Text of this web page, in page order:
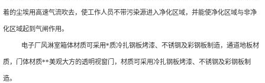
着的尘埃用高速气流吹去，使工作人员不带污染源进入净化区域，并能使净化区域与非净
化区域起到气闸作用。
电子厂风淋室箱体材质可采用*质冷扎钢板烤漆、不锈钢及彩钢板制造，通道地板材
质，门体材质**美观大方的透明视窗门，材质可采用冷扎钢板烤漆、不锈钢及彩钢板制
造。